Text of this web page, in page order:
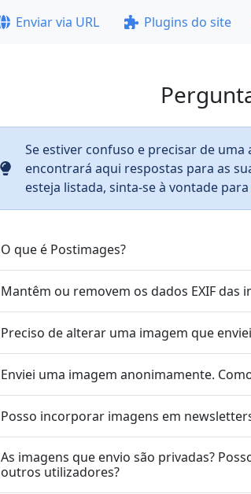
Enviar via URL Plugins do site
Se estiver confuso e precisar de
encontrará aqui respostas para as
esteja listada, sinta-se à vontade para
O que é Postimages?
Mantêm ou removem os dados EXIF das
Preciso de alterar uma imagem que
Enviei uma imagem anonimamente.
Posso incorporar imagens em
As imagens que envio são privadas?
outros utilizadores?